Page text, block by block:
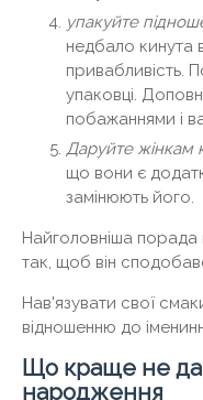
упакуйте
недбало кинута
привабливість.
упаковці.
побажаннями і
Даруйте жінкам
що вони є
замінюють його.
Найголовніша
так, щоб він
Нав'язувати свої
відношенню до
Що краще не
народження